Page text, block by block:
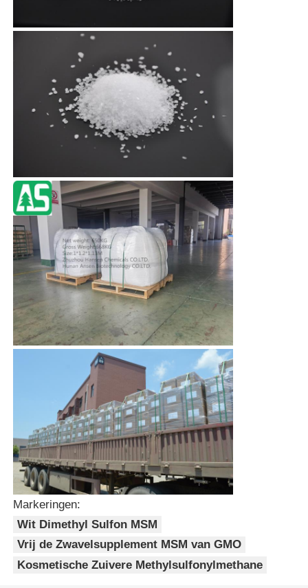
Markeringen:
Wit Dimethyl Sulfon MSM
Vrij de Zwavelsupplement MSM van GMO
Kosmetische Zuivere Methylsulfonylmethane